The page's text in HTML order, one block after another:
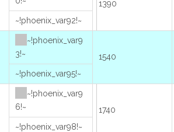
1390
~!phoenix_var92!~
~!phoenix_var9
3!~
1540
~!phoenix_var95!~
~!phoenix_var9
6!~
1740
~!phoenix_var98!~